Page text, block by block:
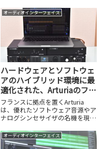
り、iPhoneやiPad、MacでBGMや
効果音の「ポン出し」ができるア
プリケーションで、ボタンをタッ
プするだけで...
オーディオインターフェイス
ハードウェアとソフトウェ
アのハイブリッド環境に最
適化された、Arturiaのフラ
ッグシップオーディオI/F
AudioFuse 16Rig
フランスに拠点を置くArturia
は、優れたソフトウェア音源やア
ナログシンセサイザの名機を現代
ーザーやミュージシャンから絶大
な支持を得ているメーカー。その
オーディオインターフェイス